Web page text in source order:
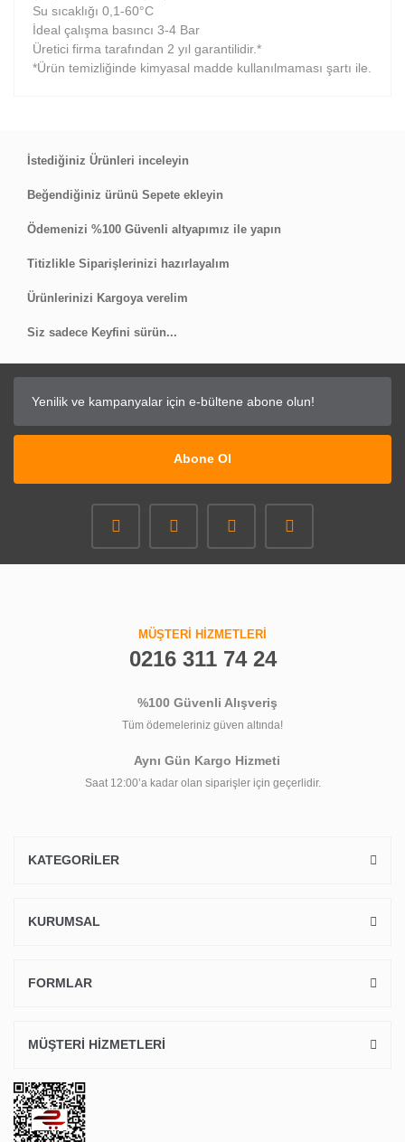
Su sıcaklığı 0,1-60°C
İdeal çalışma basıncı 3-4 Bar
Üretici firma tarafından 2 yıl garantilidir.*
*Ürün temizliğinde kimyasal madde kullanılmaması şartı ile.
İstediğiniz Ürünleri inceleyin
Beğendiğiniz ürünü Sepete ekleyin
Ödemenizi %100 Güvenli altyapımız ile yapın
Titizlikle Siparişlerinizi hazırlayalım
Ürünlerinizi Kargoya verelim
Siz sadece Keyfini sürün...
Abone Ol
MÜŞTERİ HİZMETLERİ
0216 311 74 24
%100 Güvenli Alışveriş
Tüm ödemeleriniz güven altında!
Aynı Gün Kargo Hizmeti
Saat 12:00’a kadar olan siparişler için geçerlidir.
KATEGORİLER
KURUMSAL
FORMLAR
MÜŞTERİ HİZMETLERİ